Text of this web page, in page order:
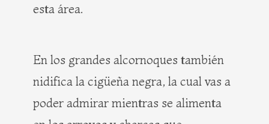
esta área.
En los grandes alcornoques también
nidifica la cigüeña negra, la cual vas a
poder admirar mientras se alimenta